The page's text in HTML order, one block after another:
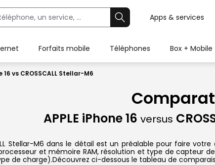
Apps & services
Forfaits mobile Téléphones Box + Mobile
16 vs CROSSCALL Stellar-M6
APPLE iPhone 16 versus
Stellar-M6 dans le détail est un préalable pour faire
et mémoire RAM, résolution et type de capteur
de charge).Découvrez ci-dessous le tableau de